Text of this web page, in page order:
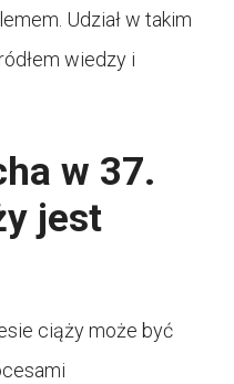
Udział w takim
wiedzy i
w 37.
jest
ciąży może być